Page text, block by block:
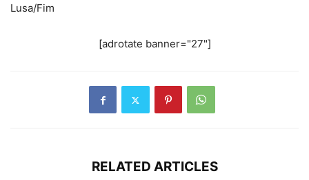
Lusa/Fim
[adrotate banner="27"]
RELATED ARTICLES